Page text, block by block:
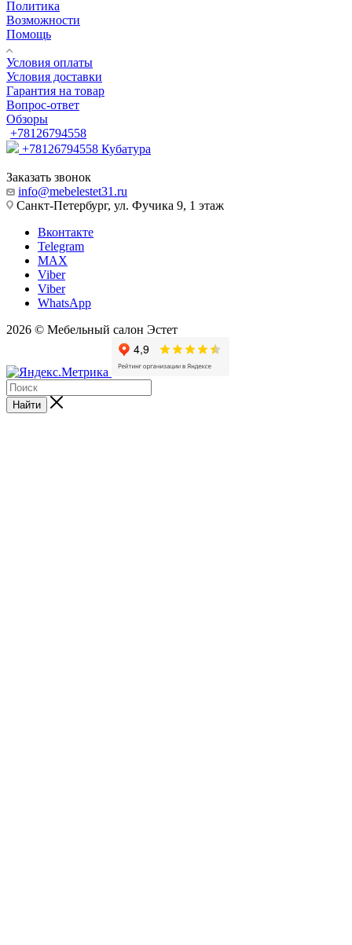
Политика
Возможности
Помощь
Условия оплаты
Условия доставки
Гарантия на товар
Вопрос-ответ
Обзоры
+78126794558
+78126794558 Кубатура
Заказать звонок
info@mebelestet31.ru
Санкт-Петербург, ул. Фучика 9, 1 этаж
Вконтакте
Telegram
MAX
Viber
Viber
WhatsApp
2026 © Мебельный салон Эстет
Найти